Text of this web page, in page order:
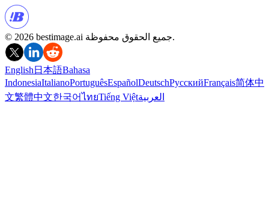
© 2026 bestimage.ai جميع الحقوق محفوظة.
English 日本語Bahasa
IndonesiaItalianoPortuguêsEspañolDeutschРусскийFrançais简体中
文繁體中文한국어ไทยTiếng Việtالعربية